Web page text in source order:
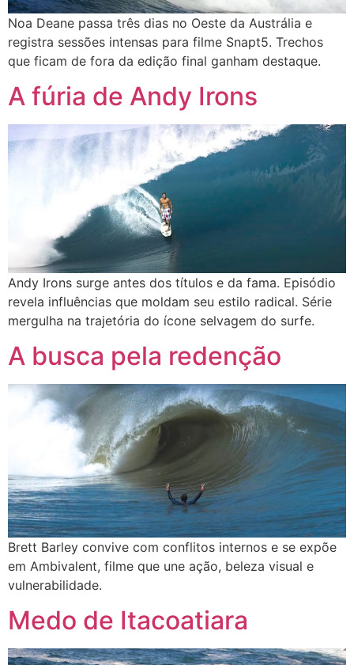
Noa Deane passa três dias no Oeste da Austrália e
registra sessões intensas para filme Snapt5. Trechos
que ficam de fora da edição final ganham destaque.
A fúria de Andy Irons
Andy Irons surge antes dos títulos e da fama. Episódio
revela influências que moldam seu estilo radical. Série
mergulha na trajetória do ícone selvagem do surfe.
A busca pela redenção
Brett Barley convive com conflitos internos e se expõe
em Ambivalent, filme que une ação, beleza visual e
vulnerabilidade.
Medo de Itacoatiara